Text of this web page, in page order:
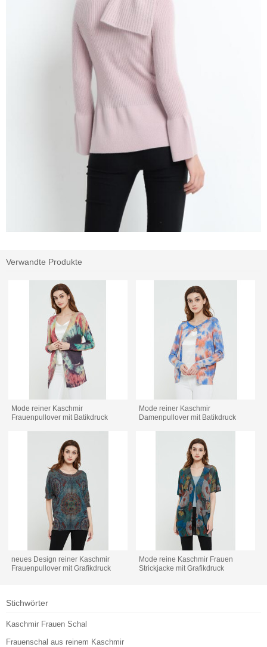
Verwandte Produkte
Mode reiner Kaschmir
Frauenpullover mit Batikdruck
Mode reiner Kaschmir
Damenpullover mit Batikdruck
neues Design reiner Kaschmir
Frauenpullover mit Grafikdruck
Mode reine Kaschmir Frauen
Strickjacke mit Grafikdruck
Stichwörter
Kaschmir Frauen Schal
Frauenschal aus reinem Kaschmir